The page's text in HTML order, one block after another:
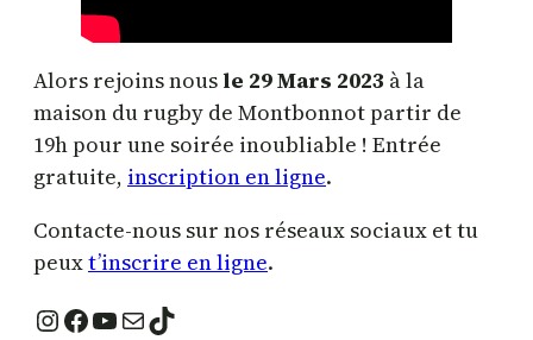
Alors rejoins nousle 29 Mars 2023 à la
maison du rugby de Montbonnot partir de
19h pour une soirée inoubliable ! Entrée
gratuite, inscription en ligne.
Contacte-nous sur nos réseaux sociaux et tu
peuxt’inscrire en ligne.
Instagram
Facebook
YouTube
E-mailTikTok